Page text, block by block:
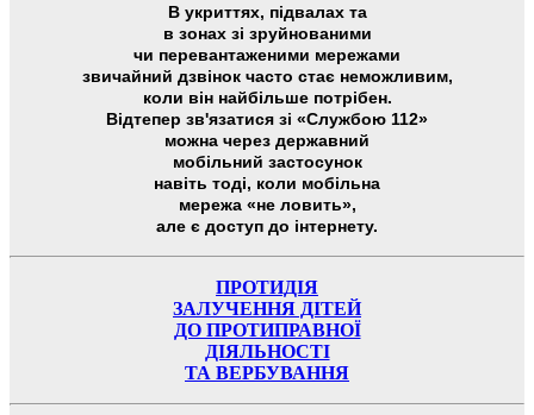
В укриттях, підвалах та
в зонах зі зруйнованими
чи перевантаженими мережами
звичайний дзвінок часто стає неможливим,
коли він найбільше потрібен.
Відтепер зв'язатися зі «Службою 112»
можна через державний
мобільний застосунок
навіть тоді, коли мобільна
мережа «не ловить»,
але є доступ до інтернету.
ПРОТИДІЯ
ЗАЛУЧЕННЯ ДІТЕЙ
ДО ПРОТИПРАВНОЇ
ДІЯЛЬНОСТІ
ТА ВЕРБУВАННЯ